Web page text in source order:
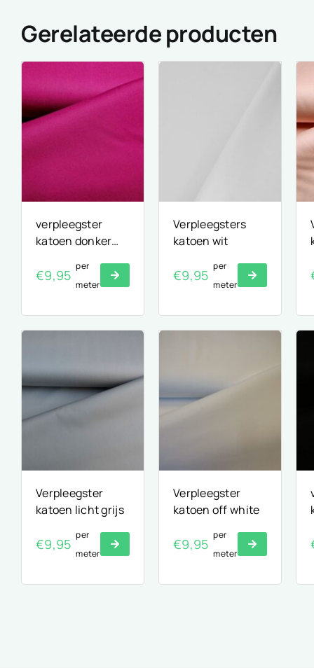
Gerelateerde producten
verpleegster
katoen donker
€9,95
per
meter
Verpleegsters
katoen wit
€9,95
per
meter
Verpleegster
katoen licht grijs
€9,95
per
meter
Verpleegster
katoen off white
€9,95
per
meter